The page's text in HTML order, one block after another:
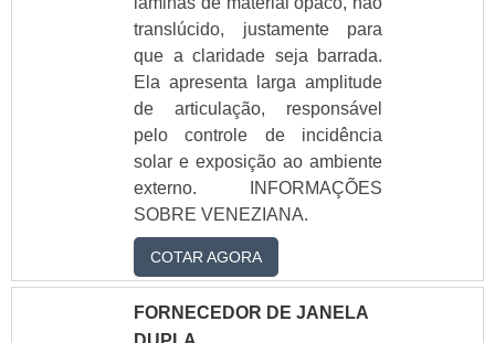
persiana
Veneziana de vidro
Janela veneziana
com vidro
Veneziana para
janela de vidro
Veneziana de vidro
temperado
Janela veneziana de
Veneziana de vidro
preço
Veneziana externa
translúcido, justamente para
que a claridade seja barrada.
Ela apresenta larga amplitude
de articulação, responsável
pelo controle de incidência
solar e exposição ao ambiente
externo. INFORMAÇÕES
SOBRE VENEZIANA.
COTAR AGORA
FORNECEDOR DE JANELA